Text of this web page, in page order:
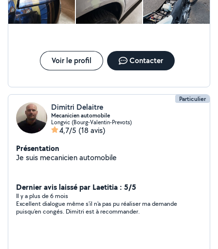
Voir le profil Contacter
Particulier
Dimitri Delaitre
Mecanicien automobile
Longvic (Bourg-Valentin-Prevots)
4,7/5 (18 avis)
Présentation
Je suis mecanicien automobile
Dernier avis laissé par Laetitia : 5/5
Il y a plus de 6 mois
Excellent dialogue même s'il n'a pas pu réaliser ma demande
puisqu'en congés. Dimitri est à recommander.